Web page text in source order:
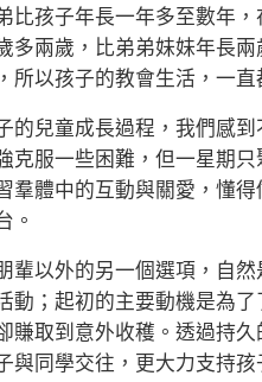
比孩子年長一年多至數年
多兩歲，比弟弟妹妹年長
所以孩子的教會生活，一直
兒童成長過程，我們感到
克服一些困難，但一星期
羣體中的互動與關愛，懂
。
以外的另一個選項，自然
動；起初的主要動機是為
賺取到意外收穫。透過持
與同學交往，更大力支持